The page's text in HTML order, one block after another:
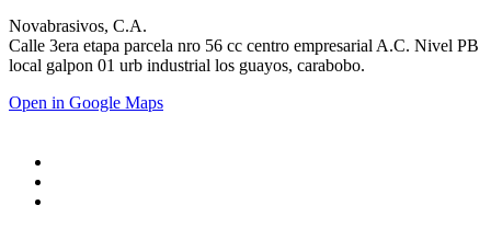
Novabrasivos, C.A.
Calle 3era etapa parcela nro 56 cc centro empresarial A.C. Nivel PB
local galpon 01 urb industrial los guayos, carabobo.
Open in Google Maps